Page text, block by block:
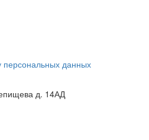
персональных данных
д. 14АД